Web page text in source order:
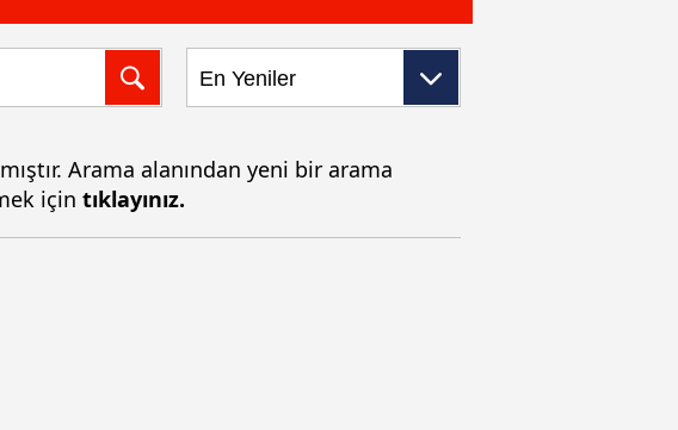
Arama alanından yeni bir arama
için tıklayınız.